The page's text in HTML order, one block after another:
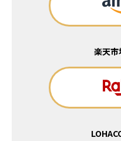
楽天市